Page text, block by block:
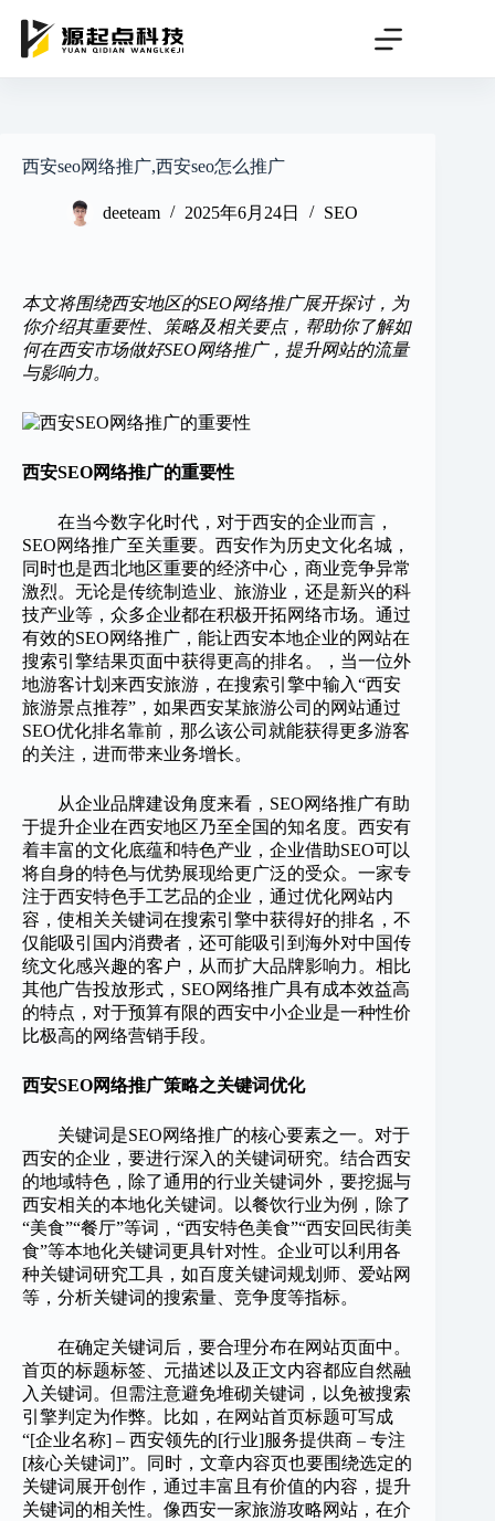
容
西安seo网络推广,西安seo怎么推广
deeteam 2025年6月24日 SEO
本文将围绕西安地区的SEO网络推广展开探讨，为
你介绍其重要性、策略及相关要点，帮助你了解如
何在西安市场做好SEO网络推广，提升网站的流量
与影响力。
西安SEO网络推广的重要性
在当今数字化时代，对于西安的企业而言，
SEO网络推广至关重要。西安作为历史文化名城，
同时也是西北地区重要的经济中心，商业竞争异常
激烈。无论是传统制造业、旅游业，还是新兴的科
技产业等，众多企业都在积极开拓网络市场。通过
有效的SEO网络推广，能让西安本地企业的网站在
搜索引擎结果页面中获得更高的排名。，当一位外
地游客计划来西安旅游，在搜索引擎中输入“西安
旅游景点推荐”，如果西安某旅游公司的网站通过
SEO优化排名靠前，那么该公司就能获得更多游客
的关注，进而带来业务增长。
从企业品牌建设角度来看，SEO网络推广有助
于提升企业在西安地区乃至全国的知名度。西安有
着丰富的文化底蕴和特色产业，企业借助SEO可以
将自身的特色与优势展现给更广泛的受众。一家专
注于西安特色手工艺品的企业，通过优化网站内
容，使相关关键词在搜索引擎中获得好的排名，不
仅能吸引国内消费者，还可能吸引到海外对中国传
统文化感兴趣的客户，从而扩大品牌影响力。相比
其他广告投放形式，SEO网络推广具有成本效益高
的特点，对于预算有限的西安中小企业是一种性价
比极高的网络营销手段。
西安SEO网络推广策略之关键词优化
关键词是SEO网络推广的核心要素之一。对于
西安的企业，要进行深入的关键词研究。结合西安
的地域特色，除了通用的行业关键词外，要挖掘与
西安相关的本地化关键词。以餐饮行业为例，除了
“美食”“餐厅”等词，“西安特色美食”“西安回民街美
食”等本地化关键词更具针对性。企业可以利用各
种关键词研究工具，如百度关键词规划师、爱站网
等，分析关键词的搜索量、竞争度等指标。
在确定关键词后，要合理分布在网站页面中。
首页的标题标签、元描述以及正文内容都应自然融
入关键词。但需注意避免堆砌关键词，以免被搜索
引擎判定为作弊。比如，在网站首页标题可写成
“[企业名称] – 西安领先的[行业]服务提供商 – 专注
[核心关键词]”。同时，文章内容页也要围绕选定的
关键词展开创作，通过丰富且有价值的内容，提升
关键词的相关性。像西安一家旅游攻略网站，在介